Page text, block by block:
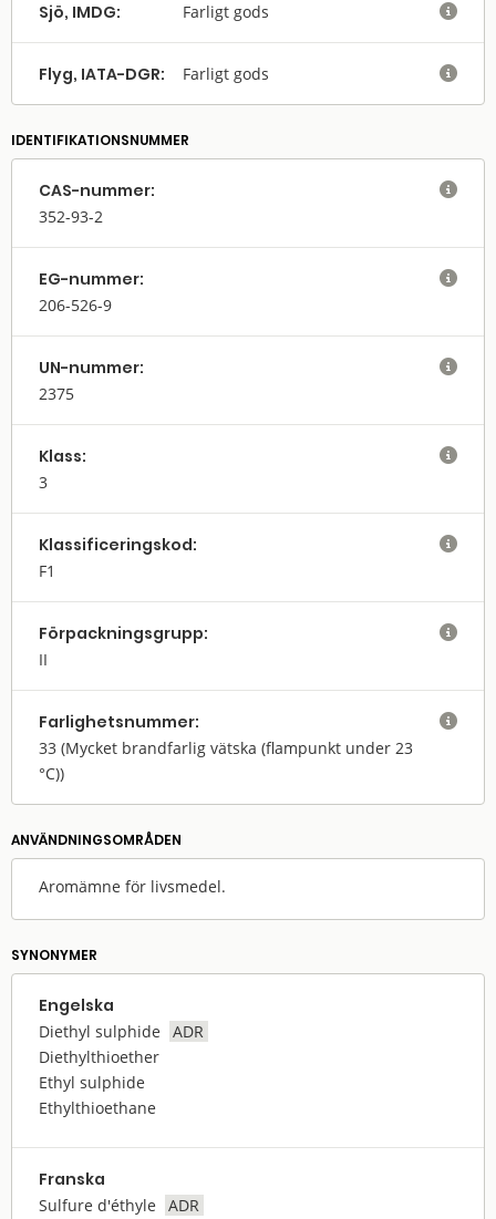
Sjö, IMDG: Farligt gods 
Flyg, IATA-DGR: Farligt gods 
IDENTIFIKATIONSNUMMER
CAS-nummer:
352-93-2

EG-nummer:
206-526-9

UN-nummer:
2375

Klass:
3

Klassifi­cerings­kod:
F1

Förpack­nings­grupp:
II

Farlighets­nummer:
33 (Mycket brandfarlig vätska (flampunkt under 23
°C))

ANVÄNDNINGS­OMRÅDEN
Aromämne för livsmedel.
SYNONYMER
Engelska
Diethyl sulphide
ADR
Diethylthioether
Ethyl sulphide
Ethylthioethane
Franska
Sulfure d'éthyle
ADR